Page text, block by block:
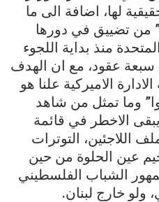
لها، اضافة الى ما
من تضييق في دورها
منذ بداية اللجوء
سبعة عقود، مع ان الهدف
الاميركية علنا هو
وما تمثل من شاهد
الاخطر في قائمة
اللاجئين، التوترات
عين الحلوة من حين
الشباب الفلسطيني
ولو خارج لبنان.